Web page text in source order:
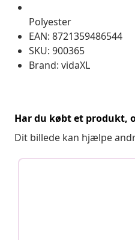
Polyester
EAN: 8721359486544
SKU: 900365
Brand: vidaXL
Har du købt et produkt,
Dit billede kan hjælpe